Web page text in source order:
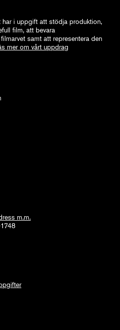
har i uppgift att stödja produktion,
film, att bevara
samt att representera den
mer om vårt uppdrag
m.m.